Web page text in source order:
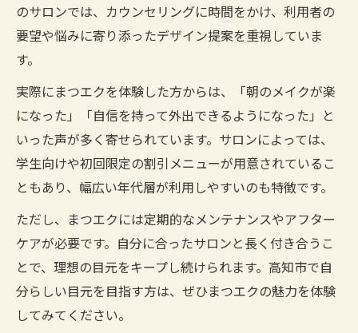
のサロンでは、カウンセリングに時間をかけ、利用者の
要望や悩みに寄り添ったデザイン提案を重視していま
す。
実際にまつエクを体験した方からは、「朝のメイクが楽
になった」「自信を持って外出できるようになった」と
いった声が多く寄せられています。サロンによっては、
学生向けや初回限定の割引メニューが用意されているこ
ともあり、幅広い年代層が利用しやすいのも特徴です。
ただし、まつエクには定期的なメンテナンスやアフター
ケアが必要です。自分に合ったサロンと長く付き合うこ
とで、理想の目元をキープし続けられます。高知市で自
分らしい目元を目指す方は、ぜひまつエクの魅力を体験
してみてください。